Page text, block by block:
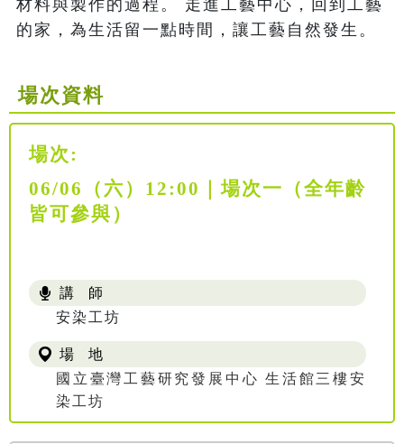
材料與製作的過程。 走進工藝中心，回到工藝
的家，為生活留一點時間，讓工藝自然發生。
場次資料
場次:
06/06（六）12:00｜場次一（全年齡
皆可參與）
講 師
安染工坊
場 地
國立臺灣工藝研究發展中心 生活館三樓安
染工坊